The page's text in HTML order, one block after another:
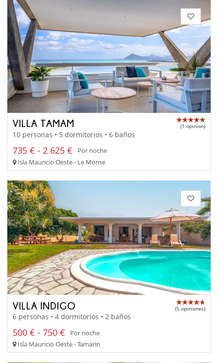
VILLA TAMAM (1 opinion)
10 personas • 5 dormitorios • 6 baños
735 € - 2 625 €
Por noche
Isla Mauricio Oeste - Le Morne
VILLA INDIGO (5 opiniones)
6 personas • 4 dormitorios • 2 baños
500 € - 750 €
Por noche
Isla Mauricio Oeste - Tamarin